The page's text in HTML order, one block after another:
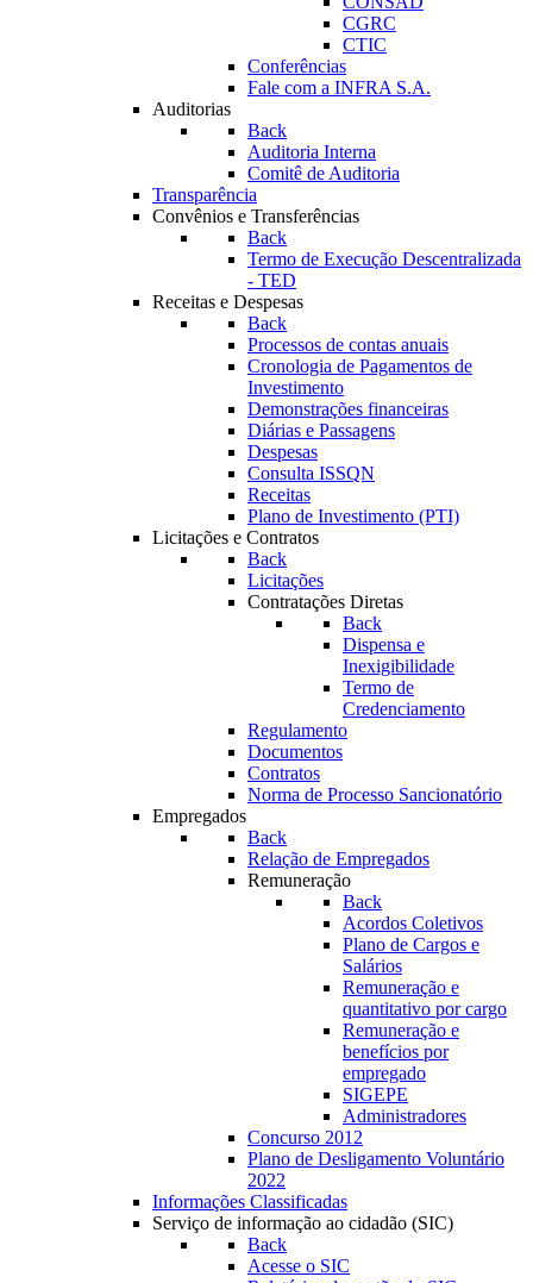
CGRC
CTIC
Conferências
Fale com a INFRA S.A.
Auditorias
Back
Auditoria Interna
Comitê de Auditoria
Transparência
Convênios e Transferências
Back
Termo de Execução Descentralizada
- TED
Receitas e Despesas
Back
Processos de contas anuais
Cronologia de Pagamentos de
Investimento
Demonstrações financeiras
Diárias e Passagens
Despesas
Consulta ISSQN
Receitas
Plano de Investimento (PTI)
Licitações e Contratos
Back
Licitações
Contratações Diretas
Back
Dispensa e
Inexigibilidade
Termo de
Credenciamento
Regulamento
Documentos
Contratos
Norma de Processo Sancionatório
Empregados
Back
Relação de Empregados
Remuneração
Back
Acordos Coletivos
Plano de Cargos e
Salários
Remuneração e
quantitativo por cargo
Remuneração e
benefícios por
empregado
SIGEPE
Administradores
Concurso 2012
Plano de Desligamento Voluntário
2022
Informações Classificadas
Serviço de informação ao cidadão (SIC)
Back
Acesse o SIC